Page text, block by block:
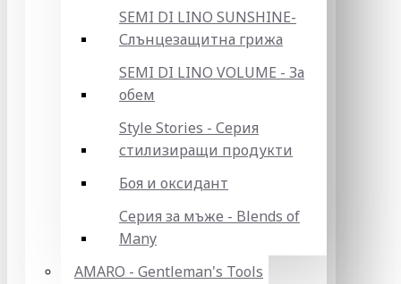
SEMI DI LINO SUNSHINE-
Слънцезащитна грижа
SEMI DI LINO VOLUME - За
обем
Style Stories - Серия
стилизиращи продукти
Боя и оксидант
Серия за мъже - Blends of
Many
AMARO - Gentleman's Tools